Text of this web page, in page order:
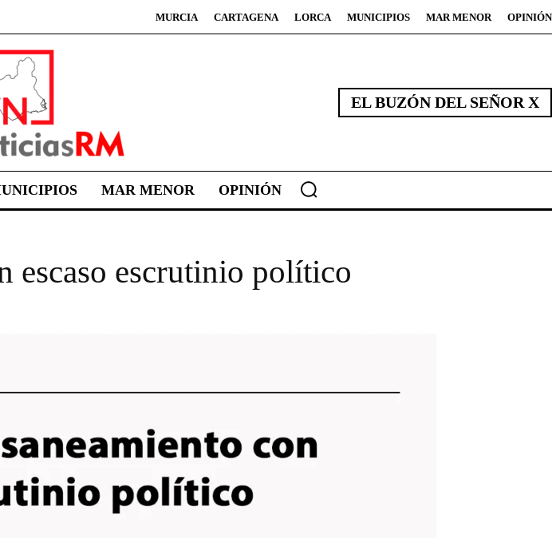
MURCIA CARTAGENA LORCA MUNICIPIOS MAR MENOR OPINIÓN
EL BUZÓN DEL SEÑOR X
MAR MENOR OPINIÓN
escaso escrutinio político